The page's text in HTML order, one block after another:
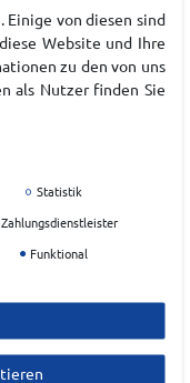
Einige von diesen sind
Website und Ihre
zu den von uns
als Nutzer finden Sie
Statistik
Zahlungsdienstleister
Funktional